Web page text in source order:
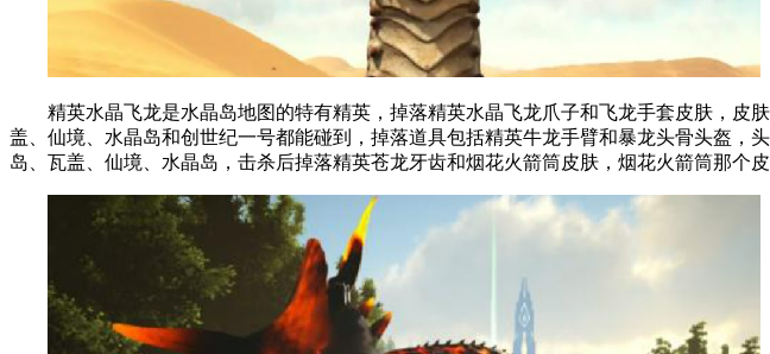
精英水晶飞龙是水晶岛地图的特有精英，掉落精英水晶飞龙爪子和飞龙手套皮肤，皮
盖、仙境、水晶岛和创世纪一号都能碰到，掉落道具包括精英牛龙手臂和暴龙头骨头盔
岛、瓦盖、仙境、水晶岛，击杀后掉落精英苍龙牙齿和烟花火箭筒皮肤，烟花火箭筒那个